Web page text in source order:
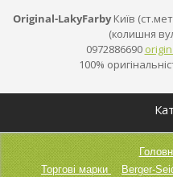
Original-LakyFarby Київ
(колишня
0972886690
100%
Торгові марки
Berger-